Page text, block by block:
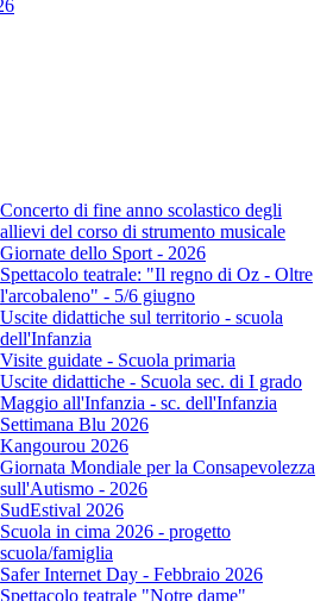
Concerto di fine anno scolastico degli
allievi del corso di strumento musicale
Giornate dello Sport - 2026
Spettacolo teatrale: "Il regno di Oz - Oltre
l'arcobaleno" - 5/6 giugno
Uscite didattiche sul territorio - scuola
dell'Infanzia
Visite guidate - Scuola primaria
Uscite didattiche - Scuola sec. di I grado
Maggio all'Infanzia - sc. dell'Infanzia
Settimana Blu 2026
Kangourou 2026
Giornata Mondiale per la Consapevolezza
sull'Autismo - 2026
SudEstival 2026
Scuola in cima 2026 - progetto
scuola/famiglia
Safer Internet Day - Febbraio 2026
Spettacolo teatrale "Notre dame"